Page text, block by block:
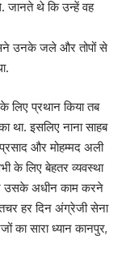
जानते थे कि उन्हें वह
उनके जले और तोपों से
लिए प्रथान किया तब
था. इसलिए नाना साहब
प्रसाद और मोहम्मद अली
के लिए बेहतर व्यवस्था
उसके अधीन काम करने
हर दिन अंग्रेजी सेना
का सारा ध्यान कानपुर,